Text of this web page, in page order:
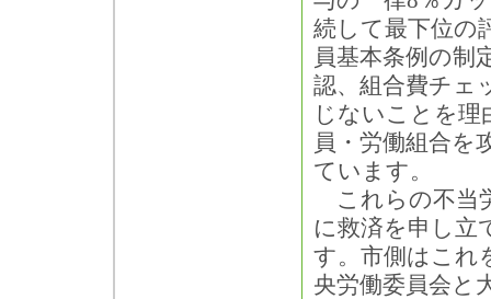
続して最下位の
員基本条例の制
認、組合費チェ
じないことを
員・労働組合を
ています。
これらの不当
に救済を申し立
す。市側はこれ
央労働委員会と